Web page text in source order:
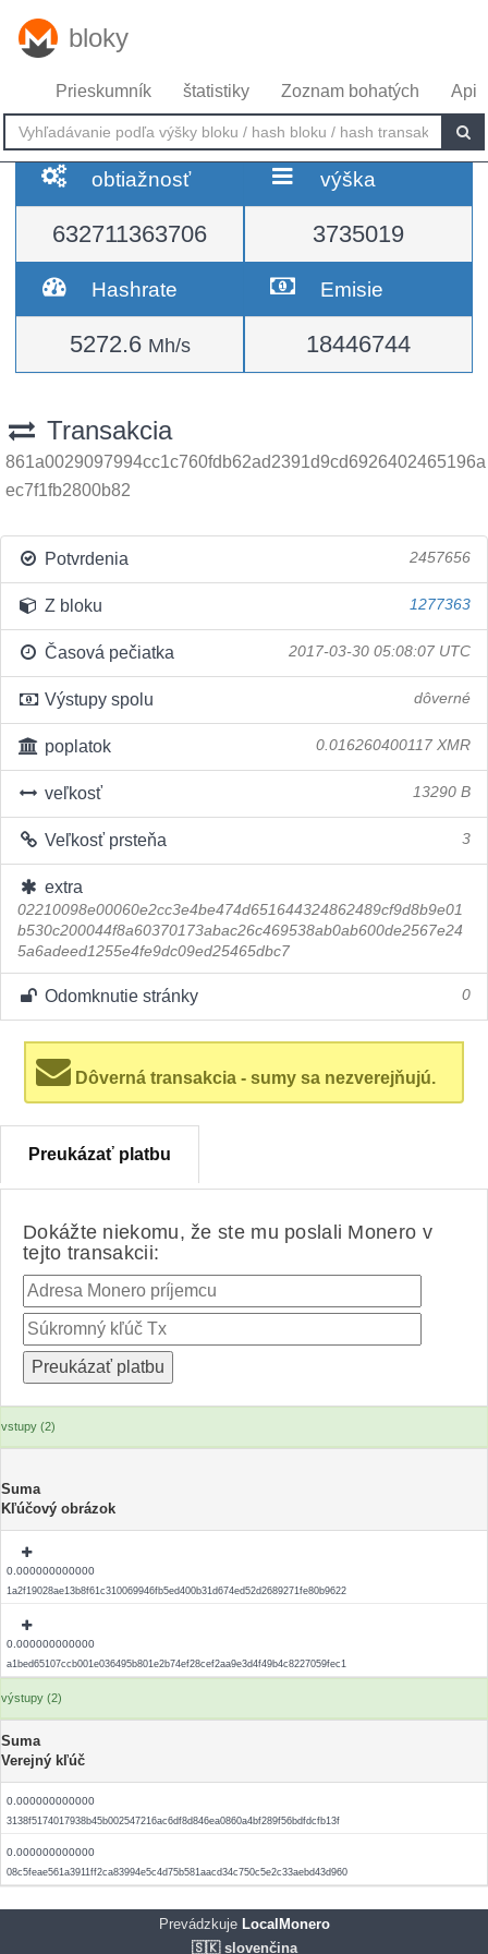
bloky
Prieskumník štatistiky Zoznam bohatých Api
obtiažnosť
632711363706
výška
3735019
Hashrate
5272.6 Mh/s
Emisie
18446744
Transakcia
861a0029097994cc1c760fdb62ad2391d9cd6926402465196a
ec7f1fb2800b82
Potvrdenia 2457656
Z bloku 1277363
Časová pečiatka 2017-03-30 05:08:07 UTC
Výstupy spolu dôverné
poplatok 0.016260400117 XMR
veľkosť 13290 B
Veľkosť prsteňa 3
extra
02210098e00060e2cc3e4be474d651644324862489cf9d8b9e01
b530c200044f8a60370173abac26c469538ab0ab600de2567e24
5a6adeed1255e4fe9dc09ed25465dbc7
Odomknutie stránky 0
Dôverná transakcia - sumy sa nezverejňujú.
Preukázať platbu
Dokážte niekomu, že ste mu poslali Monero v
tejto transakcii:
vstupy (2)
Suma
Kľúčový obrázok
0.000000000000
1a2f19028ae13b8f61c310069946fb5ed400b31d674ed52d2689271fe80b9622
0.000000000000
a1bed65107ccb001e036495b801e2b74ef28cef2aa9e3d4f49b4c8227059fec1
výstupy (2)
Suma
Verejný kľúč
0.000000000000
3138f5174017938b45b002547216ac6df8d846ea0860a4bf289f56bdfdcfb13f
0.000000000000
08c5feae561a3911ff2ca83994e5c4d75b581aacd34c750c5e2c33aebd43d960
PrevádzkujeLocalMonero
🇸🇰 slovenčina